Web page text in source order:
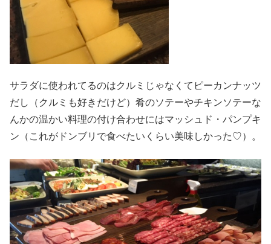
サラダに使われてるのはクルミじゃなくてピーカンナッツ
だし（クルミも好きだけど）肴のソテーやチキンソテーな
んかの温かい料理の付け合わせにはマッシュド・パンプキ
ン（これがドンブリで食べたいくらい美味しかった♡）。